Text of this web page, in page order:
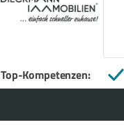
Top-Kompetenzen: